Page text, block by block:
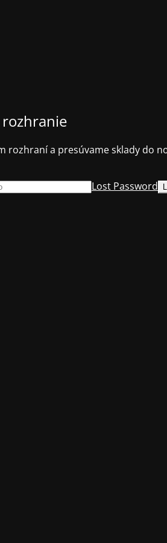
rozhraní a presúvame sklady do
Lost Password